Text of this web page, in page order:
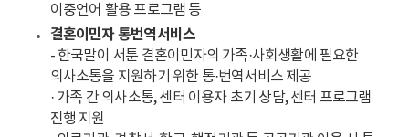
이중언어 활용 프로그램 등 ​
결혼이민자 통번역서비스
- 한국말이 서툰 결혼이민자의 가족·사회생활에 필요한
의사소통을 지원하기 위한 통·번역서비스 제공
· 가족 간 의사소통, 센터 이용자 초기 상담, 센터 프로그램
진행 지원